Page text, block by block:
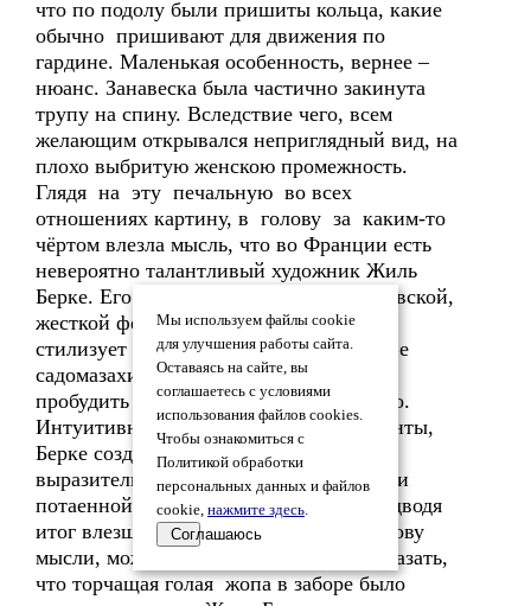
что по подолу были пришиты кольца, какие
обычно пришивают для движения по
гардине. Маленькая особенность, вернее –
нюанс. Занавеска была частично закинута
трупу на спину. Вследствие чего, всем
желающим открывался неприглядный вид, на
плохо выбритую женскою промежность.
Глядя на эту печальную во всех
отношениях картину, в голову за каким-то
чёртом влезла мысль, что во Франции есть
невероятно талантливый художник Жиль
Берке. Его работы просто дышат колдовской,
жесткой фетишистской эстетикой. Он
стилизует и используют модели на фоне
садомазахисских аксессуаров, чтобы
пробудить в зрителе перверсное либидо.
Интуитивно подбирая основные элементы,
Берке создает образы необычайно
выразительные по своей силе, красоте и
потаенной сексуальности. Так вот, подводя
итог влезшей за каким-то чёртом в голову
мысли, можно было с уверенностью сказать,
что торчащая голая жопа в заборе было
Мы используем файлы cookie
для улучшения работы сайта.
Оставаясь на сайте, вы
соглашаетесь с условиями
использования файлов cookies.
Чтобы ознакомиться с
Политикой обработки
персональных данных и файлов
cookie, нажмите здесь.
Соглашаюсь